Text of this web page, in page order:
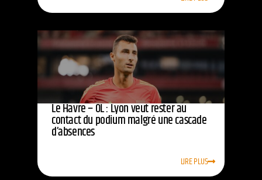
Le Havre – OL : Lyon veut rester au
contact du podium malgré une cascade
d’absences
LIRE PLUS